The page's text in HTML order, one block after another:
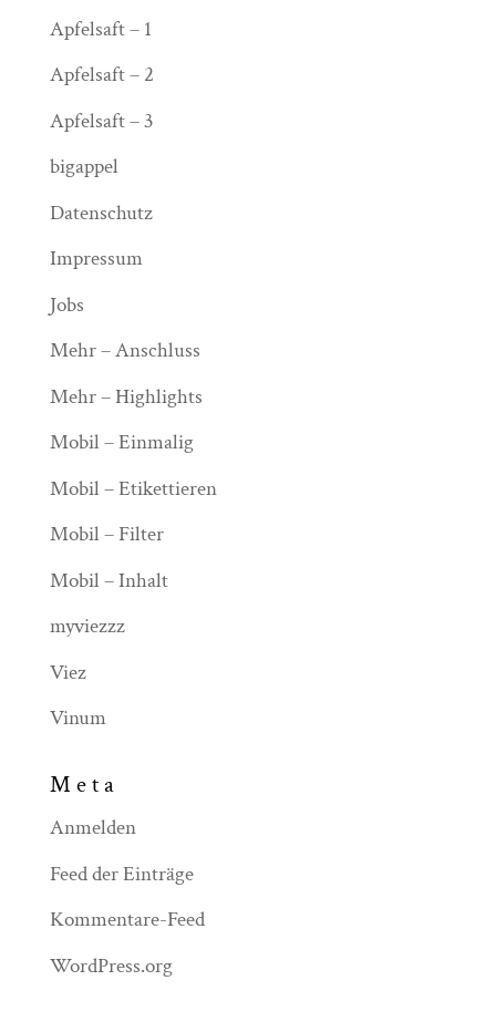
Apfelsaft – 1
Apfelsaft – 2
Apfelsaft – 3
bigappel
Datenschutz
Impressum
Jobs
Mehr – Anschluss
Mehr – Highlights
Mobil – Einmalig
Mobil – Etikettieren
Mobil – Filter
Mobil – Inhalt
myviezzz
Viez
Vinum
Meta
Anmelden
Feed der Einträge
Kommentare-Feed
WordPress.org